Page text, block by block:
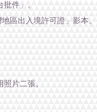
件」。
區出入境許可證」影本。
片二張。